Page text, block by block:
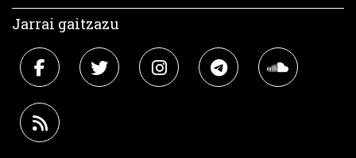
Jarrai gaitzazu